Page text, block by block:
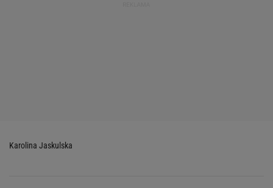
Karolina Jaskulska